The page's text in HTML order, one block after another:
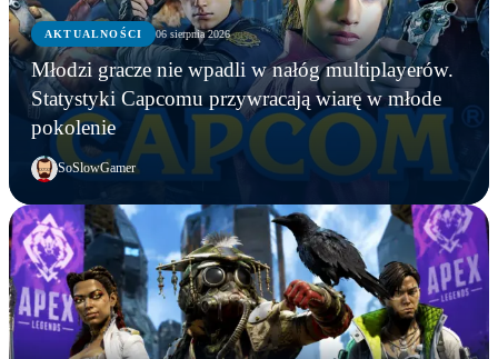
AKTUALNOŚCI 06 sierpnia 2026
Młodzi gracze nie wpadli w nałóg multiplayerów.
Statystyki Capcomu przywracają wiarę w młode
pokolenie
SoSlowGamer